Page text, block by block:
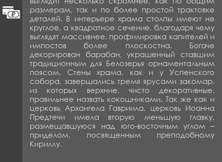
размерам, так и по более простой трактовке
деталей. В интерьере храма столпы имеют не
круглое, а квадратное сечение, благодаря чему
выглядят массивнее, профилировка капителей и
импостов более плоскостна. Богаче
декорирован барабан, украшенный ставшим
традиционным для Белозерья орнаментальным
поясом. Стены храма, как и у Успенского
собора, завершались тремя ярусами закомар,
из которых верхние, чисто декоративные,
правильнее назвать кокошниками. Так же как и
церковь Архангела Гавриила, церковь Иоанна
Предтечи имела вторую меньшую главку,
размещавшуюся над юго-восточным углом –
приделом, посвященным преподобному
Кириллу.